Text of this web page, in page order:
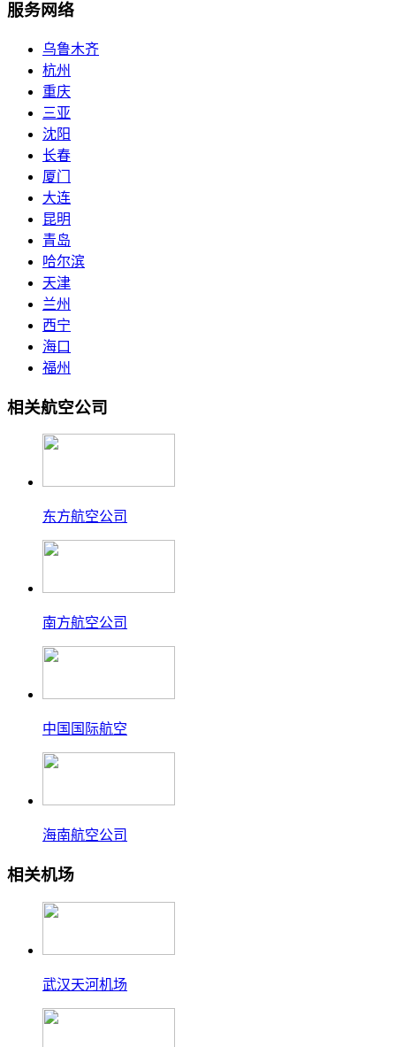
服务网络
乌鲁木齐
杭州
重庆
三亚
沈阳
长春
厦门
大连
昆明
青岛
哈尔滨
天津
兰州
西宁
海口
福州
相关航空公司
东方航空公司
南方航空公司
中国国际航空
海南航空公司
相关机场
武汉天河机场